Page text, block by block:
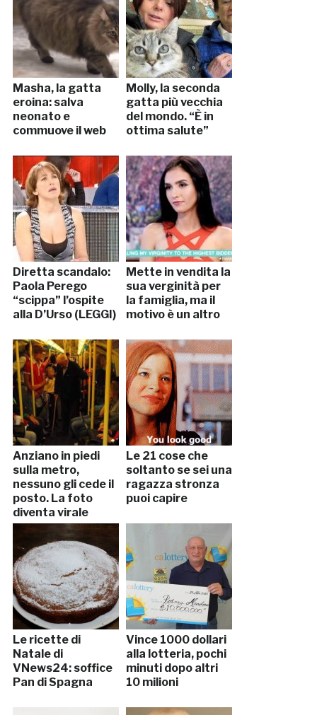
Masha, la gatta
eroina: salva
neonato e
commuove il web
Molly, la seconda
gatta più vecchia
del mondo. “È in
ottima salute”
Diretta scandalo:
Paola Perego
“scippa” l’ospite
alla D’Urso (LEGGI)
Mette in vendita la
sua verginità per
la famiglia, ma il
motivo è un altro
Anziano in piedi
sulla metro,
nessuno gli cede il
posto. La foto
diventa virale
Le 21 cose che
soltanto se sei una
ragazza stronza
puoi capire
Le ricette di
Natale di
VNews24: soffice
Pan di Spagna
Vince 1000 dollari
alla lotteria, pochi
minuti dopo altri
10 milioni